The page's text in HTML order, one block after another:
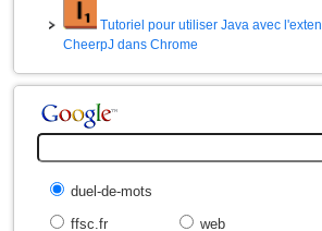
Tutoriel pour utiliser Java avec
CheerpJ dans Chrome
duel-de-mots
ffsc.fr
web